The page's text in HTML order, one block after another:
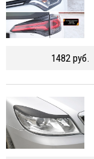
1482 руб.